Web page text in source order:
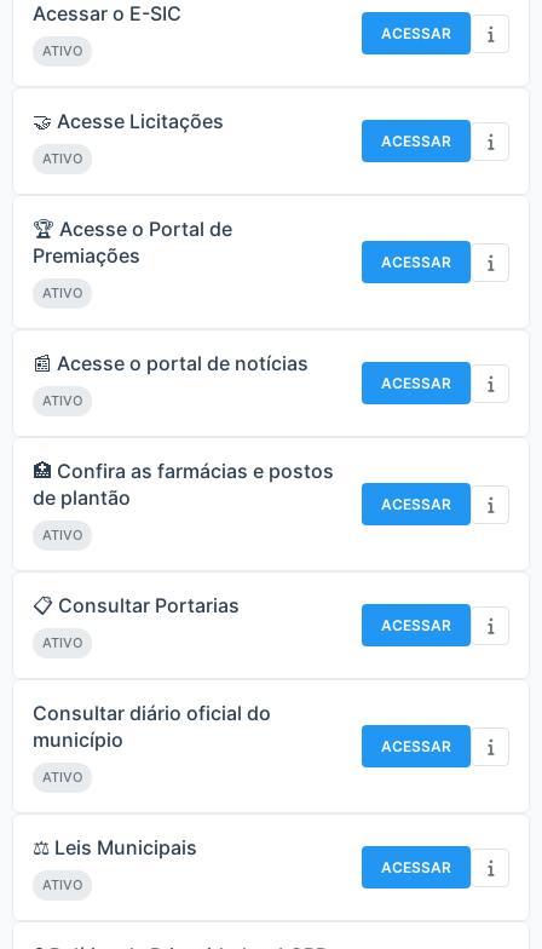
Acessar o E-SIC
ATIVO
ACESSAR
🤝 Acesse Licitações
ATIVO
ACESSAR
🏆 Acesse o Portal de
Premiações
ATIVO
ACESSAR
📰 Acesse o portal de notícias
ATIVO
ACESSAR
🏥 Confira as farmácias e postos
de plantão
ATIVO
ACESSAR
📋 Consultar Portarias
ATIVO
ACESSAR
Consultar diário oficial do
município
ATIVO
ACESSAR
⚖️ Leis Municipais
ATIVO
ACESSAR